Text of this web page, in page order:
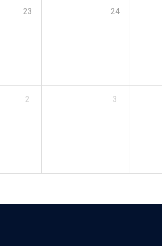
23 24
2 3